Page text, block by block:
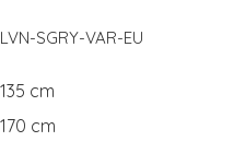
LVN-SGRY-VAR-EU
135 cm
170 cm